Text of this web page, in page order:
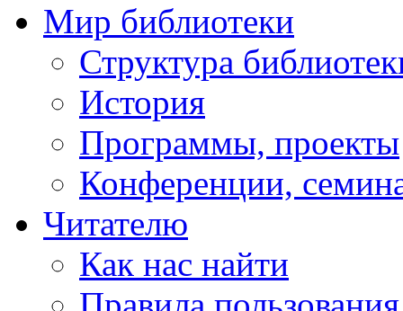
Мир библиотеки
Структура
История
Программы, проекты
Конференции,
Читателю
Как нас найти